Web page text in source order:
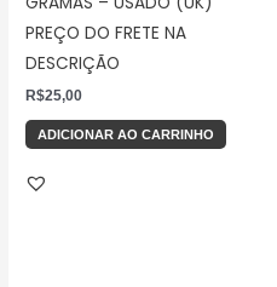
PREÇO DO FRETE NA
DESCRIÇÃO
R$25,00
ADICIONAR AO CARRINHO